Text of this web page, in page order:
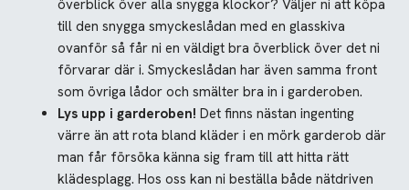
överblick över alla snygga klockor? Väljer ni att köpa
till den snygga smyckeslådan med en glasskiva
ovanför så får ni en väldigt bra överblick över det ni
förvarar där i. Smyckeslådan har även samma front
som övriga lådor och smälter bra in i garderoben.
Lys upp i garderoben! Det finns nästan ingenting
värre än att rota bland kläder i en mörk garderob där
man får försöka känna sig fram till att hitta rätt
klädesplagg. Hos oss kan ni beställa både nätdriven